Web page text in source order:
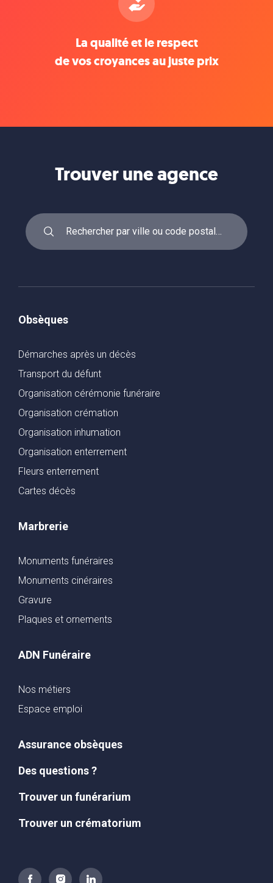
La qualité et le respect
de vos croyances au juste prix
Trouver une agence
Obsèques
Démarches après un décès
Transport du défunt
Organisation cérémonie funéraire
Organisation crémation
Organisation inhumation
Organisation enterrement
Fleurs enterrement
Cartes décès
Marbrerie
Monuments funéraires
Monuments cinéraires
Gravure
Plaques et ornements
ADN Funéraire
Nos métiers
Espace emploi
Assurance obsèques
Des questions ?
Trouver un funérarium
Trouver un crématorium